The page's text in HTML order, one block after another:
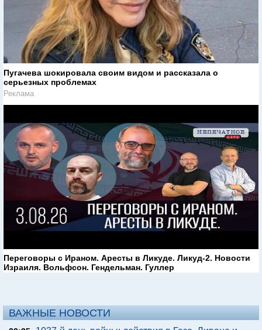
Пугачева шокировала своим видом и рассказала о
серьезных проблемах
Реклама
Переговоры с Ираном. Аресты в Ликуде. Ликуд-2. Новости
Израиля. Вольфсон. Гендельман. Гуллер
ВАЖНЫЕ НОВОСТИ